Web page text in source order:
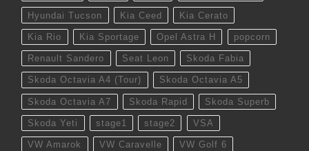
Hyundai Tucson Kia Ceed Kia Cerato
Kia Rio Kia Sportage Opel Astra H popcorn
Renault Sandero Seat Leon Skoda Fabia
Skoda Octavia A4 (Tour) Skoda Octavia A5
Skoda Octavia A7 Skoda Rapid Skoda Superb
Skoda Yeti stage1 stage2 VSA
VW Amarok VW Caravelle VW Golf 6